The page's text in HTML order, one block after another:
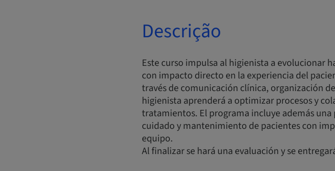
Descrição
Este curso impulsa al higienista a evolucionar
con impacto directo en la experiencia del
través de comunicación clínica, organización
higienista aprenderá a optimizar procesos y
tratamientos. El programa incluye además
cuidado y mantenimiento de pacientes con
equipo.
Al finalizar se hará una evaluación y se